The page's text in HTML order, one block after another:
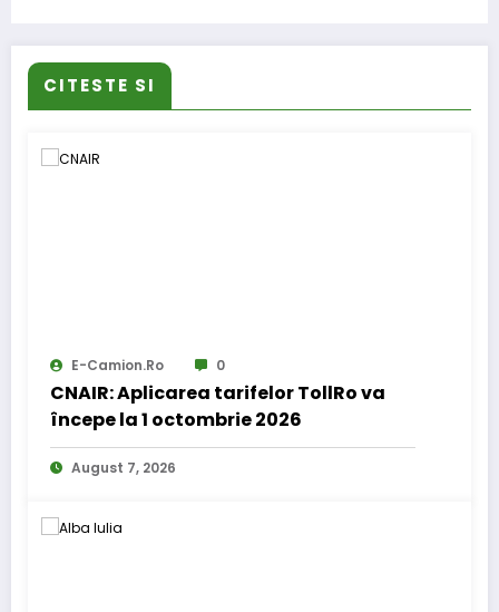
CITESTE SI
E-Camion.ro 0
CNAIR: Aplicarea tarifelor TollRo va
începe la 1 octombrie 2026
August 7, 2026